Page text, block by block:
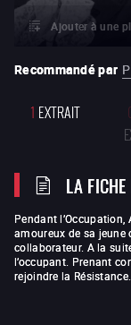
Ajouter à une
Recommandé par
1 EXTRAIT
LA FICHE
Pendant
amoureux de sa jeune
collaborateur. A la
l’occupant. Prenant
rejoindre la Résistance.